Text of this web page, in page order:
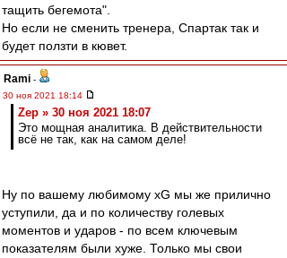
тащить бегемота".
Но если не сменить тренера, Спартак так и
будет ползти в кювет.
Rami -
30 ноя 2021 18:14
Zep » 30 ноя 2021 18:07
Это мощная аналитика. В действительности
всё не так, как на самом деле!
Ну по вашему любимому xG мы же прилично
уступили, да и по количеству голевых
моментов и ударов - по всем ключевым
показателям были хуже. Только мы свои